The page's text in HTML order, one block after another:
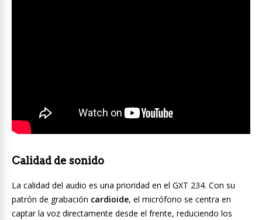
Calidad de sonido
La calidad del audio es una prioridad en el GXT 234. Con su
patrón de grabación cardioide, el micrófono se centra en
captar la voz directamente desde el frente, reduciendo los